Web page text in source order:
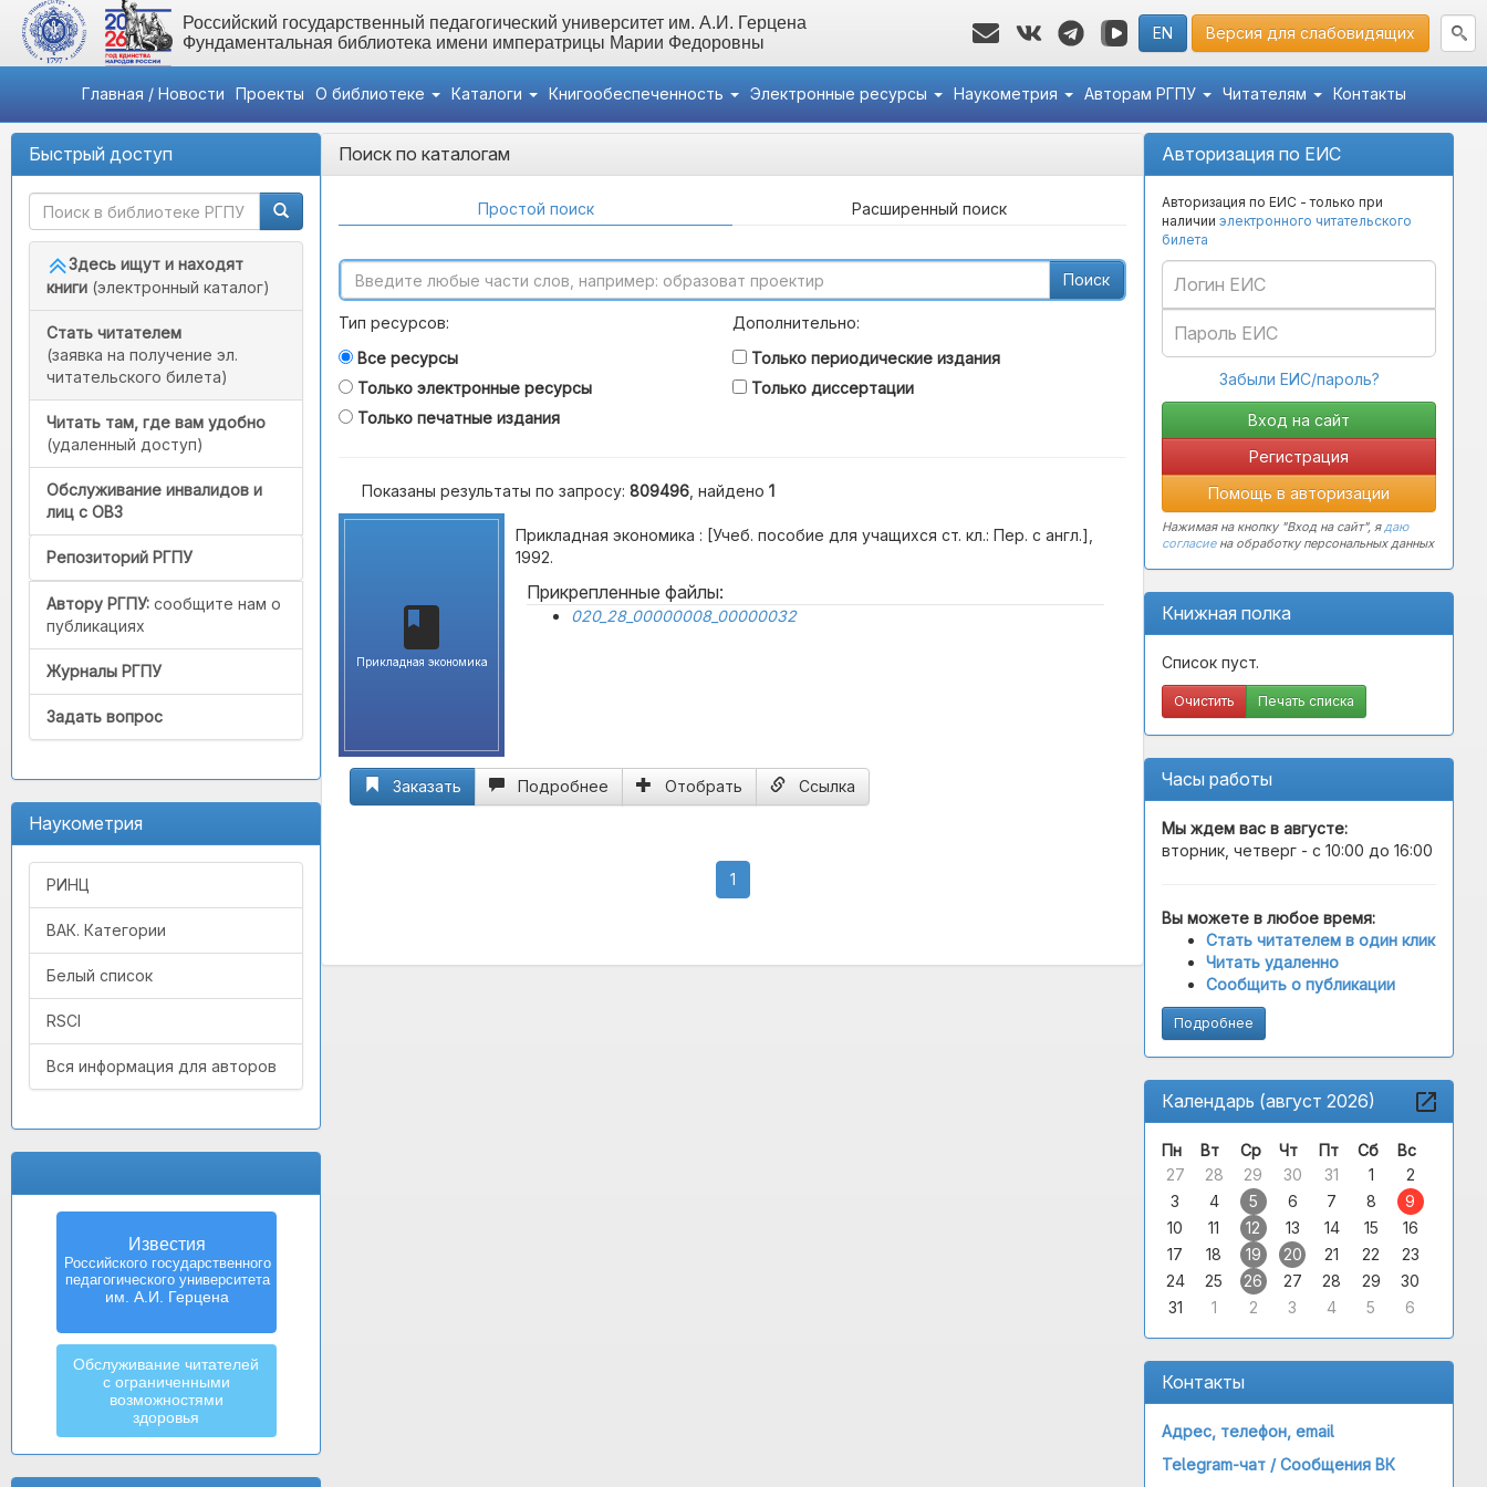
Российский государственный педагогический университет им. А.И. Герцена
Фундаментальная библиотека имени императрицы Марии Федоровны
EN Версия для слабовидящих
Главная / Новости Проекты О библиотеке Каталоги Книгообеспеченность Электронные ресурсы Наукометрия Авторам РГПУ Читателям Контакты
Быстрый доступ
Здесь ищут и находят
книги (электронный каталог)
Стать читателем
(заявка на получение эл.
читательского билета)
Читать там, где вам удобно
(удаленный доступ)
Обслуживание инвалидов и
лиц с ОВЗ
Репозиторий РГПУ
Автору РГПУ: сообщите нам о
публикациях
Журналы РГПУ
Задать вопрос
Наукометрия
РИНЦ
ВАК. Категории
Белый список
RSCI
Вся информация для авторов
Известия
Российского государственного
педагогического университета
им. А.И. Герцена
Обслуживание читателей
с ограниченными
возможностями
здоровья
Авторизация по ЕИС
Авторизация по ЕИС - только при
наличии электронного читательского
билета
Забыли ЕИС/пароль?
Регистрация
Помощь в авторизации
Нажимая на кнопку "Вход на сайт", ядаю
согласиена обработку персональных данных
Книжная полка
Список пуст.
Очистить Печать списка
Часы работы
Мы ждем вас в августе:
вторник, четверг - с 10:00 до 16:00
Вы можете в любое время:
Стать читателем в один клик
Читать удаленно
Сообщить о публикации
Подробнее
Календарь (август 2026)
Пн Вт Ср Чт Пт Сб
Вс
27
28 29 30 31 1
2
3
4 5 6 7 8
9
10
11 12 13 14 15
16
17
18 19 20 21 22
23
24
25 26 27 28 29
30
31
1 2 3 4 5 6
Контакты
Адрес, телефон, email
Telegram-чат /Сообщения ВК
Поиск по каталогам
Простой поиск Расширенный поиск
Поиск
Тип ресурсов:
Все ресурсы
Только электронные ресурсы
Только печатные издания
Дополнительно:
Только периодические издания
Только диссертации
Показаны результаты по запросу: 809496 , найдено 1
Прикладная экономика
Прикладная экономика : [Учеб. пособие для учащихся ст. кл.: Пер. с англ.],
1992.
Прикрепленные файлы:
020_28_00000008_00000032
Заказать Подробнее Отобрать Ссылка
1(current)